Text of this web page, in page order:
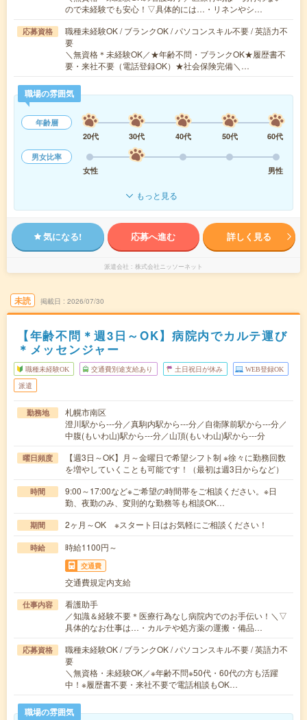
ので未経験でも安心！▽具体的には…・リネンやシ…
応募資格
職種未経験OK / ブランクOK / パソコンスキル不要 / 英語力不
要
＼無資格＊未経験OK／★年齢不問・ブランクOK★履歴書不
要・来社不要（電話登録OK）★社会保険完備＼…
職場の雰囲気
年齢層
20代
30代 40代 50代
60代
男女比率
女性
男性
もっと見る
気になる! 応募へ進む 詳しく見る
派遣会社 株式会社ニッソーネット
未読 掲載日 2026/07/30
【年齢不問＊週3日～OK】病院内でカルテ運び
＊メッセンジャー
職種未経験OK 交通費別途支給あり 土日祝日が休み WEB登録OK
派遣
勤務地
札幌市南区
澄川駅から---分／真駒内駅から---分／自衛隊前駅から---分／
中腹(もいわ山)駅から---分／山頂(もいわ山)駅から---分
曜日頻度
【週3日～OK】月～金曜日で希望シフト制 ※徐々に勤務回数
を増やしていくことも可能です！（最初は週3日からなど）
時間
9:00～17:00など※ご希望の時間帯をご相談ください。※日
勤、夜勤のみ、変則的な勤務等も相談OK…
期間 2ヶ月～OK ※スタート日はお気軽にご相談ください！
時給 時給1100円～
交通費
交通費規定内支給
仕事内容
看護助手
／知識＆経験不要＊医療行為なし病院内でのお手伝い！＼▽
具体的なお仕事は…・カルテや処方薬の運搬・備品…
応募資格
職種未経験OK / ブランクOK / パソコンスキル不要 / 英語力不
要
＼無資格・未経験OK／※年齢不問※50代・60代の方も活躍
中！※履歴書不要・来社不要で電話相談もOK…
職場の雰囲気